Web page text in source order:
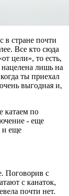
в стране почти
Все кто сюда
цели», то есть,
лишь на
ты приехал
выгодная и,
катаем по
- еще
и еще
Поговорив с
с канаток,
почти нет.